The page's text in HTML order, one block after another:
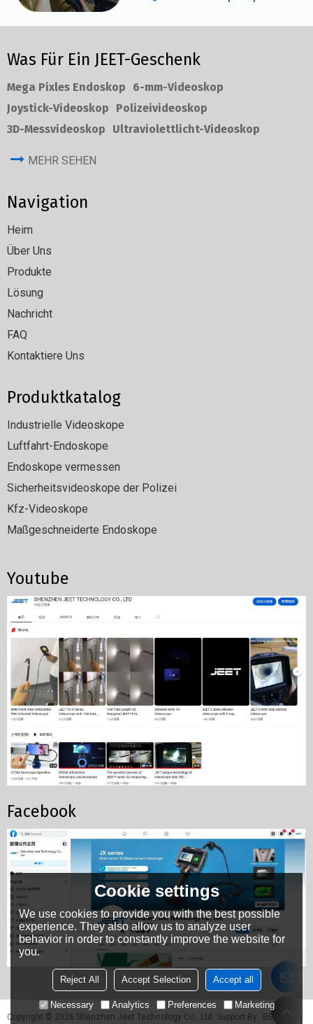
Was Für Ein JEET-Geschenk
Mega Pixles Endoskop
6-mm-Videoskop
Joystick-Videoskop
Polizeivideoskop
3D-Messvideoskop
Ultraviolettlicht-Videoskop
MEHR SEHEN
Navigation
Heim
Über Uns
Produkte
Lösung
Nachricht
FAQ
Kontaktiere Uns
Produktkatalog
Industrielle Videoskope
Luftfahrt-Endoskope
Endoskope vermessen
Sicherheitsvideoskope der Polizei
Kfz-Videoskope
Maßgeschneiderte Endoskope
Youtube
Facebook
Copyright © 2026 Shenzhen Jeet Technology Co., Ltd. Support By BEE Cloud
Cookie settings
We use cookies to provide you with the best possible
experience. They also allow us to analyze user
behavior in order to constantly improve the website for
you.
Reject All Accept Selection Accept all
Necessary Analytics Preferences Marketing